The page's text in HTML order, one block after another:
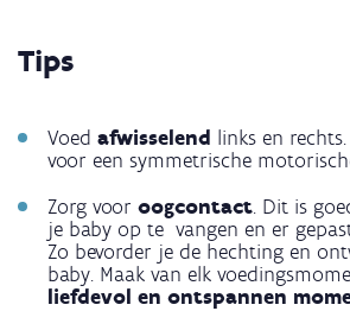
Tips
Voed afwisselend links en
voor een symmetrische
Zorg voor oogcontact. Dit is
je baby op te vangen en er
Zo bevorder je de hechting en
baby. Maak van elk
liefdevol en ontspannen